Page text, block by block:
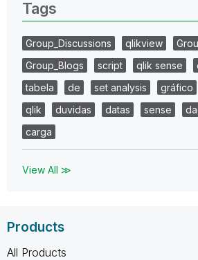
Tags
Group_Discussions qlikview
Group_Blogs
script qlik sense
tabela
de set analysis gráfico
qlik
duvidas datas sense
carga
View All ≫
Products
All Products